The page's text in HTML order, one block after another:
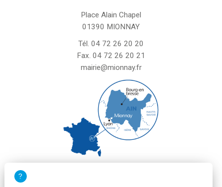
Place Alain Chapel
01390 MIONNAY
Tél. 04 72 26 20 20
Fax. 04 72 26 20 21
mairie@mionnay.fr